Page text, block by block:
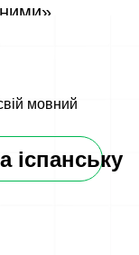
іспанську
мовний